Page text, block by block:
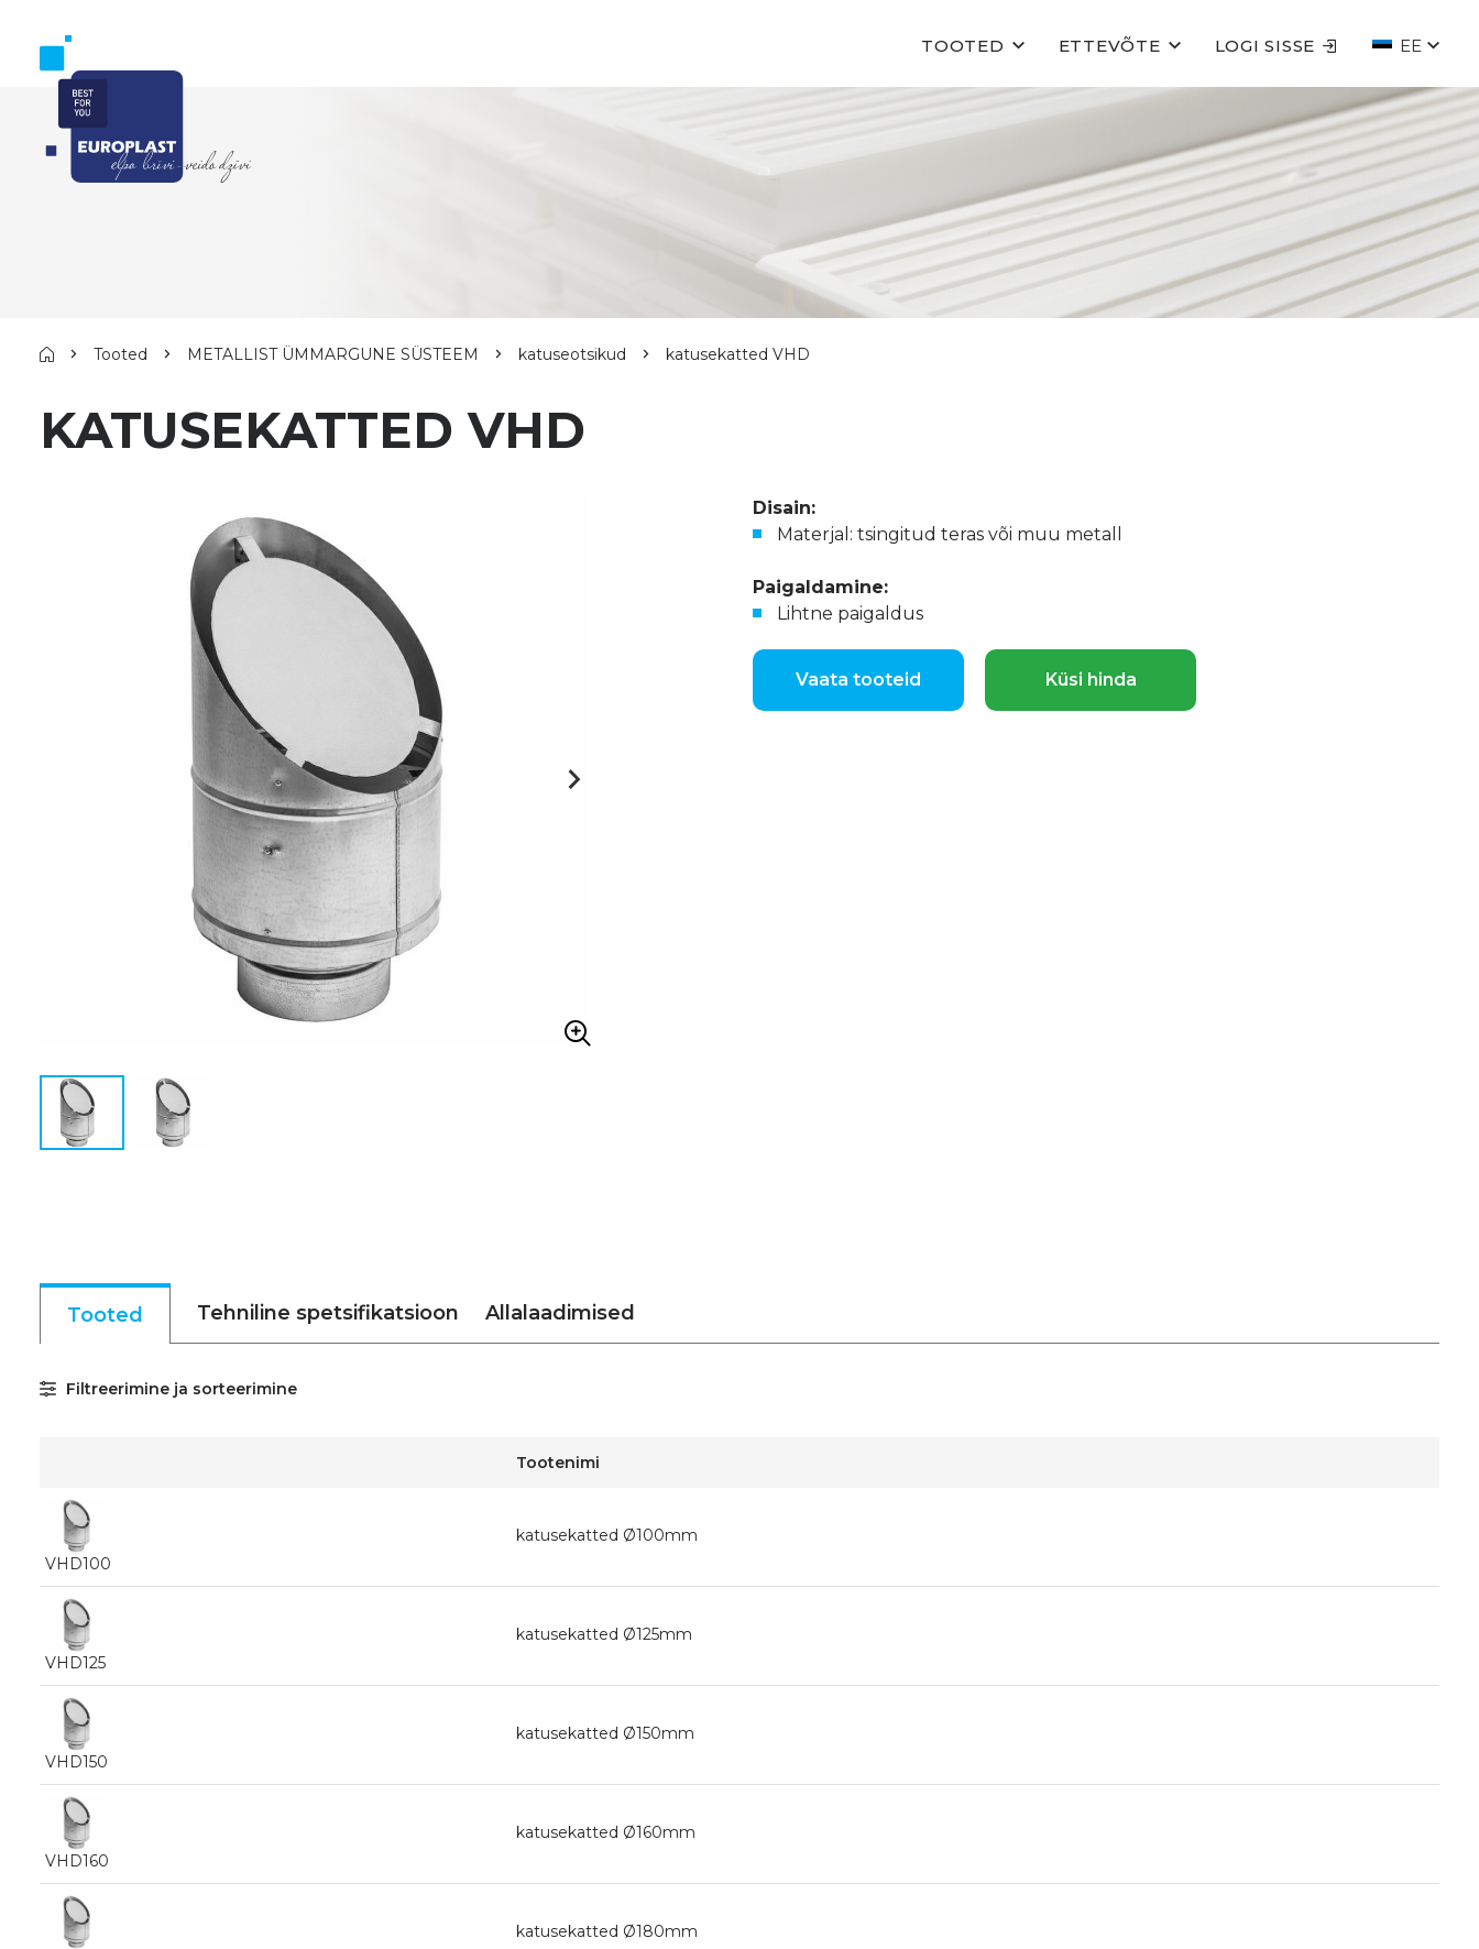
TOOTED ETTEVÕTE LOGI SISSE EE
Tooted METALLIST ÜMMARGUNE SÜSTEEM katuseotsikud katusekatted VHD
KATUSEKATTED VHD
Disain:
Materjal: tsingitud teras või muu metall
Paigaldamine:
Lihtne paigaldus
Vaata tooteid Küsi hinda
Tooted Tehniline spetsifikatsioon Allalaadimised
Filtreerimine ja sorteerimine
Tootenimi
VHD100
katusekatted Ø100mm
VHD125
katusekatted Ø125mm
VHD150
katusekatted Ø150mm
VHD160
katusekatted Ø160mm
katusekatted Ø180mm